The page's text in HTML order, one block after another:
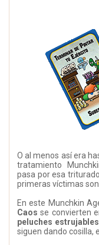
O al menos así era
tratamiento
pasa por esa
primeras víctimas
En este Munchkin
Caos se convierten
peluches estrujables
siguen dando cosilla,